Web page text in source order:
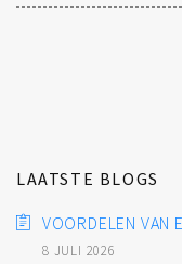
LAATSTE BLOGS
VOORDELEN VAN
8 JULI 2026